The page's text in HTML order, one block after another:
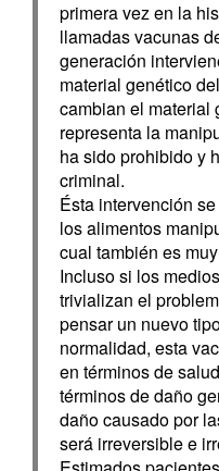
primera vez en la
llamadas vacunas
generación
material genético
cambian el material
representa la
ha sido prohibido y
criminal.
Ésta intervención
los alimentos
cual también es
Incluso si los
trivializan el
pensar un nuevo
normalidad, esta
en términos de
términos de daño
daño causado por
será irreversible e